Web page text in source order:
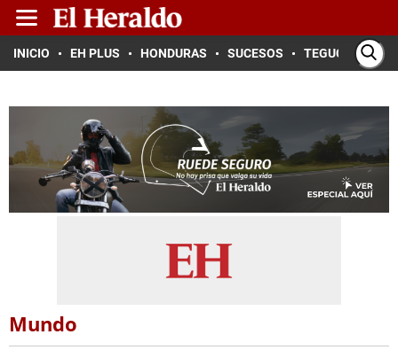
INICIO EH PLUS HONDURAS SUCESOS TEGUCIGALPA
Mundo